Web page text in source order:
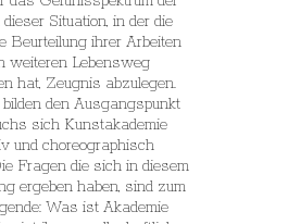
Situation, in der die
Beurteilung ihrer Arbeiten
weiteren Lebensweg
hat, Zeugnis abzulegen.
den Ausgangspunkt
sich Kunstakademie
und choreographisch
Fragen die sich in diesem
ergeben haben, sind zum
Was ist Akademie